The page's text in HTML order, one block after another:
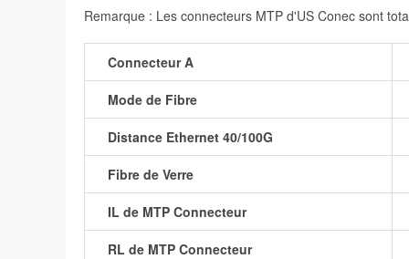
Remarque : Les connecteurs MTP d'US Conec sont
Connecteur A
Mode de Fibre
Distance Ethernet 40/100G
Fibre de Verre
IL de MTP Connecteur
RL de MTP Connecteur